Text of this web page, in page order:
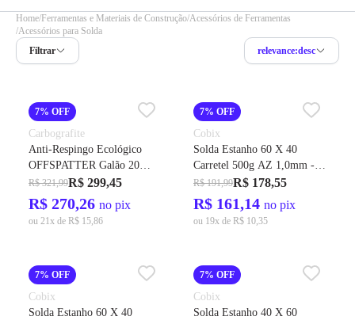
Home Ferramentas e Materiais de Construção Acessórios de Ferramentas
Acessórios para Solda
Filtrar
relevance:desc
7% OFF
Carbografite
Anti-Respingo Ecológico
OFFSPATTER Galão 20
Litros - Carbografite
R$ 321,99R$ 299,45
R$ 270,26 no pix
ou 21x de R$ 15,86
7% OFF
Cobix
Solda Estanho 60 X 40
Carretel 500g AZ 1,0mm -
Cobix
R$ 191,99R$ 178,55
R$ 161,14 no pix
ou 19x de R$ 10,35
7% OFF
Cobix
Solda Estanho 60 X 40
7% OFF
Cobix
Solda Estanho 40 X 60